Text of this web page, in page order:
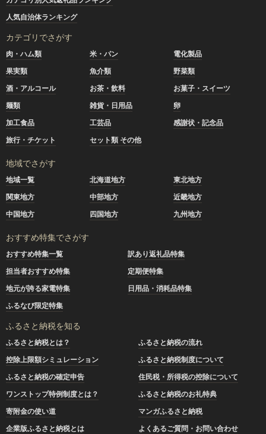
人気自治体ランキング
カテゴリでさがす
肉・ハム類 米・パン
電化製品
果実類
魚介類
野菜類
酒・アルコール
お茶・飲料
お菓子・スイーツ
麺類
雑貨・日用品
卵
加工食品
工芸品
感謝状・記念品
旅行・チケット
セット類 その他
地域でさがす
地域一覧 北海道地方
東北地方
関東地方
中部地方
近畿地方
中国地方
四国地方 九州地方
おすすめ特集でさがす
おすすめ特集一覧
訳あり返礼品特集
担当者おすすめ特集
定期便特集
地元が誇る家電特集
日用品・消耗品特集
ふるなび限定特集
ふるさと納税を知る
ふるさと納税とは？
ふるさと納税の流れ
控除上限額シミュレーション
ふるさと納税制度について
ふるさと納税の確定申告
住民税・所得税の控除について
ワンストップ特例制度とは？
ふるさと納税のお礼特典
寄附金の使い道
マンガふるさと納税
企業版ふるさと納税とは
よくあるご質問・お問い合わせ